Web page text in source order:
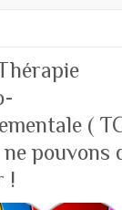
(
pouvons
!